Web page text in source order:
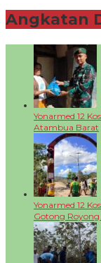
Angkatan
Yonarmed 12
Atambua Barat
Yonarmed 12
Gotong Royong